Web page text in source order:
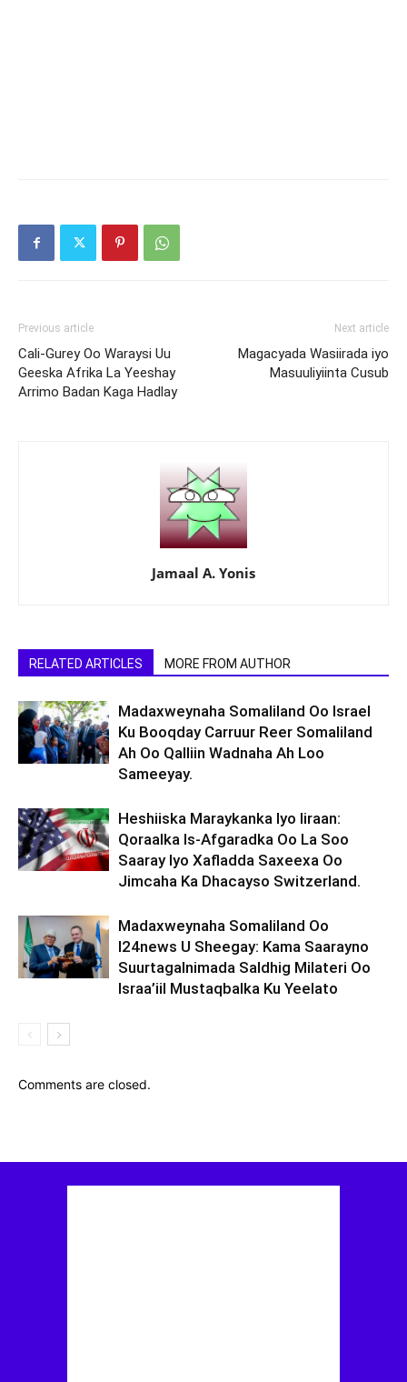
Previous article
Cali-Gurey Oo Waraysi Uu
Geeska Afrika La Yeeshay
Arrimo Badan Kaga Hadlay
Next article
Magacyada Wasiirada iyo
Masuuliyiinta Cusub
Jamaal A. Yonis
RELATED ARTICLES MORE FROM AUTHOR
Madaxweynaha Somaliland Oo Israel
Ku Booqday Carruur Reer Somaliland
Ah Oo Qalliin Wadnaha Ah Loo
Sameeyay.
Heshiiska Maraykanka Iyo Iiraan:
Qoraalka Is-Afgaradka Oo La Soo
Saaray Iyo Xafladda Saxeexa Oo
Jimcaha Ka Dhacayso Switzerland.
Madaxweynaha Somaliland Oo
I24news U Sheegay: Kama Saarayno
Suurtagalnimada Saldhig Milateri Oo
Israa’iil Mustaqbalka Ku Yeelato
Comments are closed.